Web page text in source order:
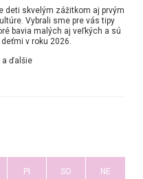
deti skvelým zážitkom aj prvým
Vybrali sme pre vás tipy
bavia malých aj veľkých a sú
v roku 2026.
a ďalšie
PI SO NE